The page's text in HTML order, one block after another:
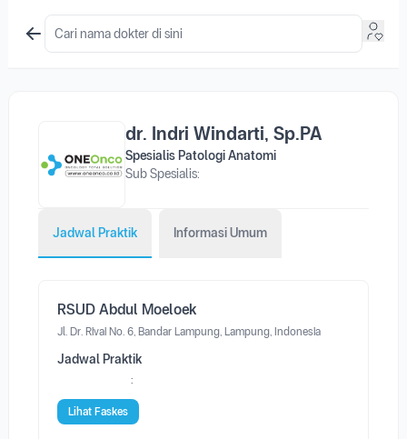
dr. Indri Windarti, Sp.PA
Spesialis Patologi Anatomi
Sub Spesialis:
Jadwal Praktik Informasi Umum
RSUD Abdul Moeloek
Jl. Dr. Rivai No. 6, Bandar Lampung, Lampung, Indonesia
Jadwal Praktik
:
Lihat Faskes